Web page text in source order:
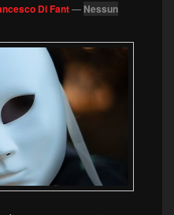
Di Fant— Nessun